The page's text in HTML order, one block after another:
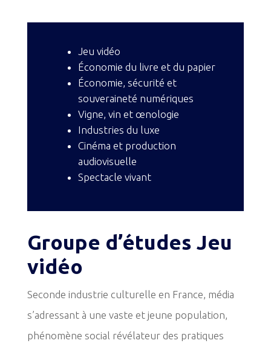
Jeu vidéo
Économie du livre et du papier
Économie, sécurité et
souveraineté numériques
Vigne, vin et œnologie
Industries du luxe
Cinéma et production
audiovisuelle
Spectacle vivant
Groupe d’études Jeu
vidéo
Seconde industrie culturelle en France, média
s’adressant à une vaste et jeune population,
phénomène social révélateur des pratiques